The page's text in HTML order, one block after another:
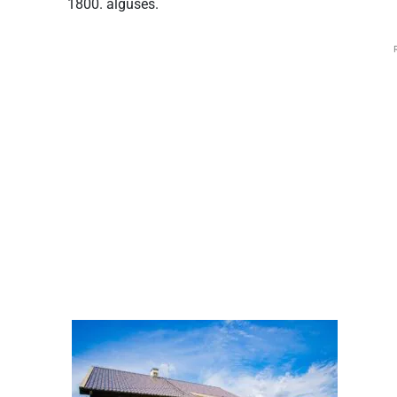
1800. alguses.